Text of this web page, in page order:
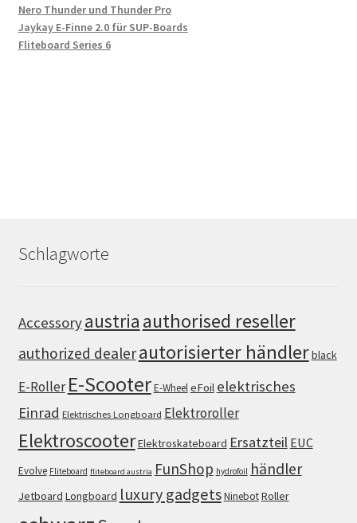
Nero Thunder und Thunder Pro
Jaykay E-Finne 2.0 für SUP-Boards
Fliteboard Series 6
Schlagworte
Accessoryaustria authorised reseller
authorized dealerautorisierter händlerblack
E-Roller E-ScooterE-WheeleFoil elektrisches
Einrad Elektrisches Longboard Elektroroller
ElektroscooterElektroskateboard Ersatzteil EUC
Evolve Fliteboard fliteboard austria FunShop hydrofoil händler
Jetboard Longboard luxury gadgetsNinebotRoller